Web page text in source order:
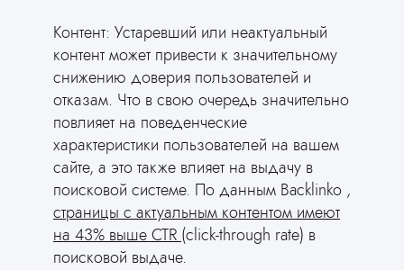
Контент: Устаревший или неактуальный
контент может привести к значительному
снижению доверия пользователей и
отказам. Что в свою очередь значительно
повлияет на поведенческие
характеристики пользователей на вашем
сайте, а это также влияет на выдачу в
поисковой системе. По данным Backlinko ,
страницы с актуальным контентом имеют
на 43% выше CTR (click-through rate) в
поисковой выдаче.